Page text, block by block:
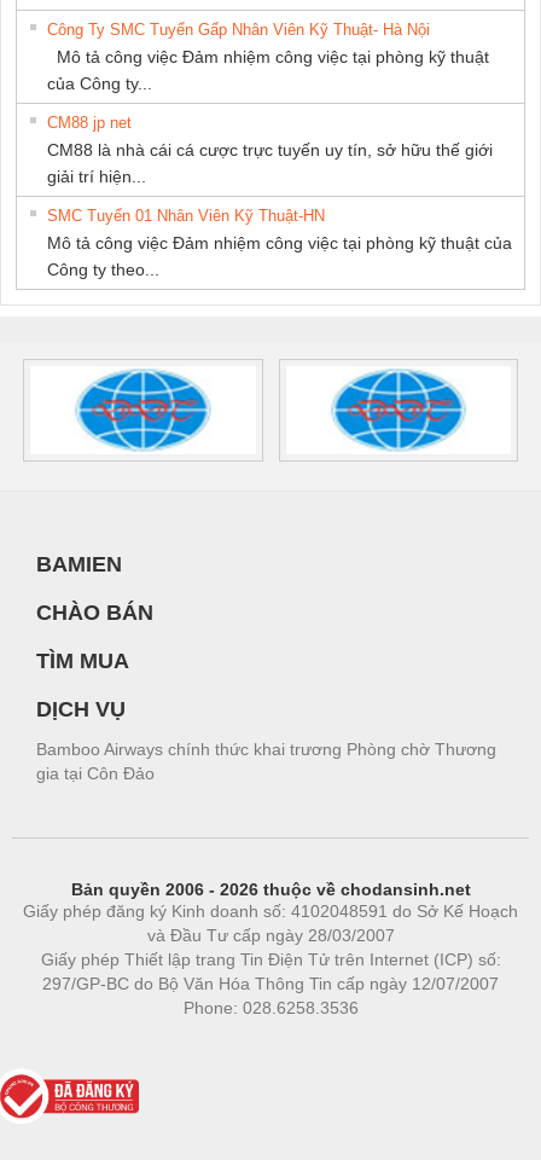
Công Ty SMC Tuyển Gấp Nhân Viên Kỹ Thuật- Hà Nội
Mô tả công việc Đảm nhiệm công việc tại phòng kỹ thuật
của Công ty...
CM88 jp net
CM88 là nhà cái cá cược trực tuyến uy tín, sở hữu thế giới
giải trí hiện...
SMC Tuyển 01 Nhân Viên Kỹ Thuật-HN
Mô tả công việc Đảm nhiệm công việc tại phòng kỹ thuật của
Công ty theo...
BAMIEN
CHÀO BÁN
TÌM MUA
DỊCH VỤ
Bamboo Airways chính thức khai trương Phòng chờ Thương
gia tại Côn Đảo
Bản quyền 2006 - 2026 thuộc về chodansinh.net
Giấy phép đăng ký Kinh doanh số: 4102048591 do Sở Kế Hoạch
và Đầu Tư cấp ngày 28/03/2007
Giấy phép Thiết lập trang Tin Điện Tử trên Internet (ICP) số:
297/GP-BC do Bộ Văn Hóa Thông Tin cấp ngày 12/07/2007
Phone: 028.6258.3536